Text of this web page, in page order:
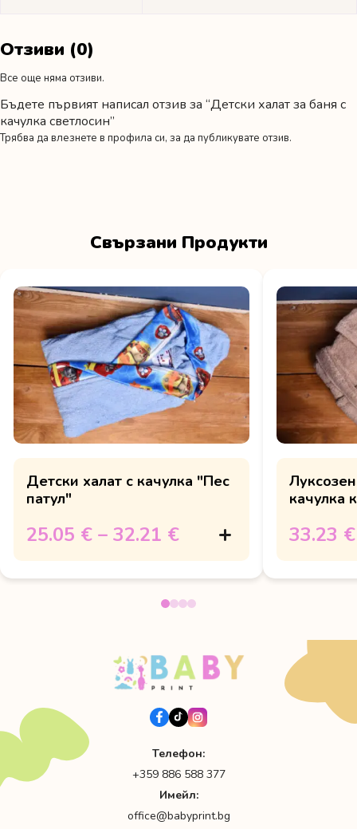
Отзиви (0)
Все още няма отзиви.
Бъдете първият написал отзив за “Детски халат за баня с
качулка светлосин”
Трябва да влезнете в профила си, за да публикувате отзив.
Свързани Продукти
Детски халат с качулка "Пес
патул"
25.05 € – 32.21 €
качулка
33.23 €
Телефон:
+359 886 588 377
Имейл:
office@babyprint.bg